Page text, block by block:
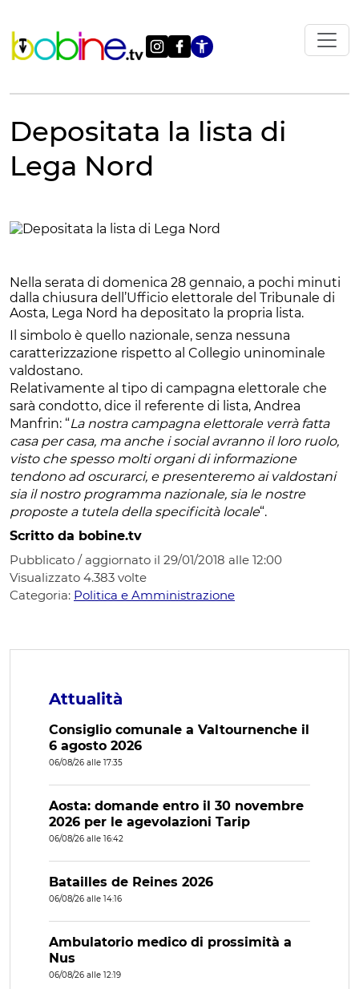
contenuto
Apri le
Depositata la lista di
Lega Nord
Nella serata di domenica 28 gennaio, a pochi minuti
dalla chiusura dell’Ufficio elettorale del Tribunale di
Aosta, Lega Nord ha depositato la propria lista.
Il simbolo è quello nazionale, senza nessuna
caratterizzazione rispetto al Collegio uninominale
valdostano.
Relativamente al tipo di campagna elettorale che
sarà condotto, dice il referente di lista, Andrea
Manfrin: “La nostra campagna elettorale verrà fatta
casa per casa, ma anche i social avranno il loro ruolo,
visto che spesso molti organi di informazione
tendono ad oscurarci, e presenteremo ai valdostani
sia il nostro programma nazionale, sia le nostre
proposte a tutela della specificità locale“.
Scritto da bobine.tv
Pubblicato / aggiornato il 29/01/2018 alle 12:00
Visualizzato 4.383 volte
Categoria: Politica e Amministrazione
Attualità
Consiglio comunale a Valtournenche il
6 agosto 2026
06/08/26 alle 17:35
Aosta: domande entro il 30 novembre
2026 per le agevolazioni Tarip
06/08/26 alle 16:42
Batailles de Reines 2026
06/08/26 alle 14:16
Ambulatorio medico di prossimità a
Nus
06/08/26 alle 12:19